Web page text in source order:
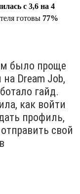
с 3,6 на 4
готовы 77%
было проще
Dream Job,
гайд.
как войти
профиль,
свой